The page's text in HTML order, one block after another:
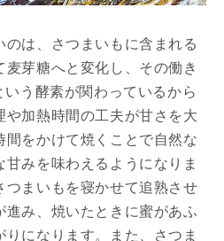
は、さつまいもに含まれる
芽糖へと変化し、その働き
う酵素が関わっているから
や加熱時間の工夫が甘さを大
間をかけて焼くことで自然な
みを味わえるようになりま
つまいもを寝かせて追熟させ
進み、焼いたときに蜜があふ
になります。また、さつま